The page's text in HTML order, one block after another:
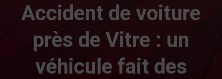
Accident de voiture
près de Vitre : un
véhicule fait des